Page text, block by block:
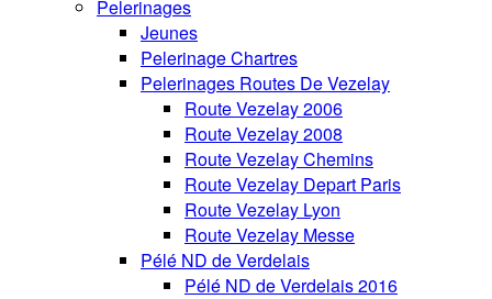
Pelerinages
Jeunes
Pelerinage Chartres
Pelerinages Routes De Vezelay
Route Vezelay 2006
Route Vezelay 2008
Route Vezelay Chemins
Route Vezelay Depart Paris
Route Vezelay Lyon
Route Vezelay Messe
Pélé ND de Verdelais
Pélé ND de Verdelais 2016